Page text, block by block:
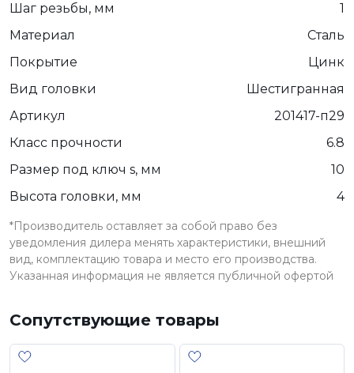
Шаг резьбы, мм
1
Материал
Сталь
Покрытие
Цинк
Вид головки
Шестигранная
Артикул
201417-п29
Класс прочности
6.8
Размер под ключ s, мм
10
Высота головки, мм
4
*Производитель оставляет за собой право без
уведомления дилера менять характеристики, внешний
вид, комплектацию товара и место его производства.
Указанная информация не является публичной офертой
Сопутствующие товары